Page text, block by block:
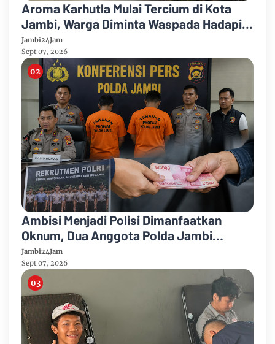
Aroma Karhutla Mulai Tercium di Kota
Jambi, Warga Diminta Waspada Hadapi
Puncak Kemarau
Jambi24Jam
Sept 07, 2026
Ambisi Menjadi Polisi Dimanfaatkan
Oknum, Dua Anggota Polda Jambi
Diduga Tipu Calon Bintara dengan Janji
Kelulusan
Jambi24Jam
Sept 07, 2026